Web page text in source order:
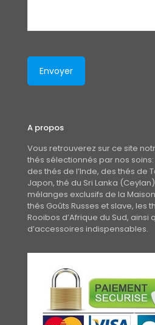
A propos
Vous retrouverez sur ce site
thés sélectionnés par nos
des thés de l’Inde, des thés de
Japon, thé du Sri Lanka
mélanges exclusifs de la
thés Goûts Russes et slave, les
Rooibos d’Afrique du Sud, ainsi
d’accessoires indispensables.